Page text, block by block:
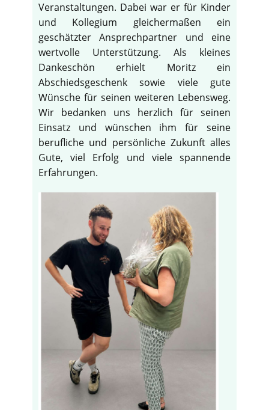
Veranstaltungen. Dabei war er für Kinder
und Kollegium gleichermaßen ein
geschätzter Ansprechpartner und eine
wertvolle Unterstützung. Als kleines
Dankeschön erhielt Moritz ein
Abschiedsgeschenk sowie viele gute
Wünsche für seinen weiteren Lebensweg.
Wir bedanken uns herzlich für seinen
Einsatz und wünschen ihm für seine
berufliche und persönliche Zukunft alles
Gute, viel Erfolg und viele spannende
Erfahrungen.